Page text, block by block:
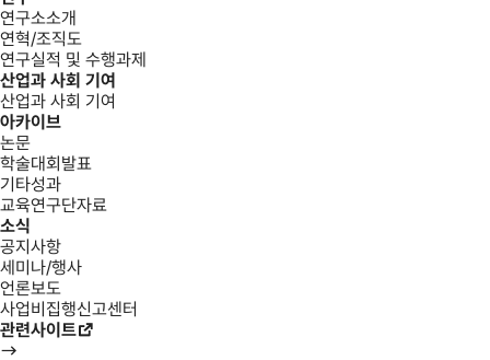
연구소소개
연혁/조직도
연구실적 및 수행과제
산업과 사회 기여
산업과 사회 기여
아카이브
논문
학술대회발표
기타성과
교육연구단자료
소식
공지사항
세미나/행사
언론보도
사업비집행신고센터
관련사이트